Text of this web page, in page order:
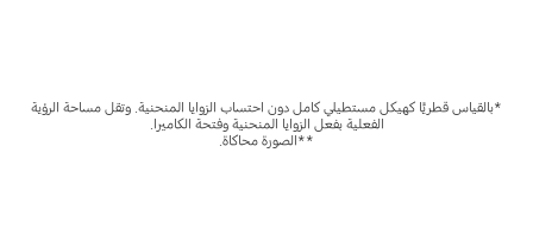
*بالقياس قطريًّا كهيكل مستطيلي كامل دون احتساب الزوايا المنحنية. وتقل مساحة الرؤية
الفعلية بفعل الزوايا المنحنية وفتحة الكاميرا.
**الصورة محاكاة.